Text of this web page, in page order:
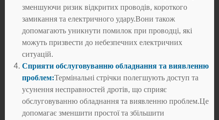
зменшуючи ризик відкритих проводів, короткого
замикання та електричного удару.Вони також
допомагають уникнути помилок при проводці, які
можуть призвести до небезпечних електричних
ситуацій.
Сприяти обслуговуванню обладнання та виявленню
проблем:Термінальні стрічки полегшують доступ та
усунення несправностей дротів, що сприяє
обслуговуванню обладнання та виявленню проблем.Це
допомагає зменшити простої та збільшити